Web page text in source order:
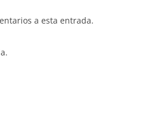
a esta entrada.